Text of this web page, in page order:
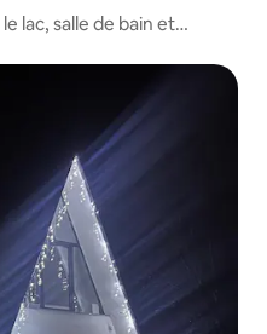
lac, salle de bain et